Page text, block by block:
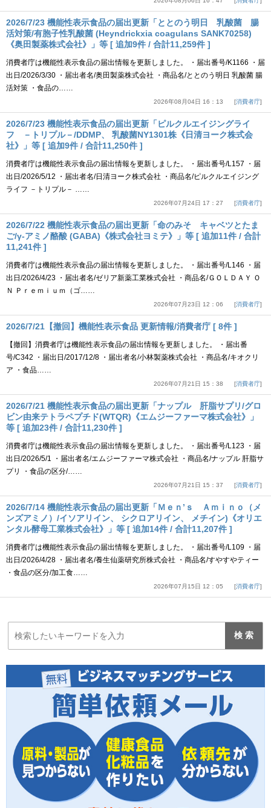
2026/7/23 機能性表示食品の届出更新「ととのう明日 乳酸菌 腸
活対策/有胞子性乳酸菌 (Heyndrickxia coagulans SANK70258)
《奥田製薬株式会社》」等 [ 追加9件 / 合計11,259件 ]
消費者庁は機能性表示食品の届出情報を更新しました。 ・届出番号/K1166 ・届
出日/2026/3/30 ・届出者名/奥田製薬株式会社 ・商品名/ととのう明日 乳酸菌 腸
活対策 ・食品の……
2026年08月04日 16：13 消費者庁
2026/7/23 機能性表示食品の届出更新「ピルクルエイジングライ
フ －トリプル－/DDMP、 乳酸菌NY1301株《日清ヨーク株式会
社》」等 [ 追加9件 / 合計11,250件 ]
消費者庁は機能性表示食品の届出情報を更新しました。 ・届出番号/L157 ・届
出日/2026/5/12 ・届出者名/日清ヨーク株式会社 ・商品名/ピルクルエイジング
ライフ －トリプル－ ……
2026年07月24日 17：27 消費者庁
2026/7/22 機能性表示食品の届出更新「命のみそ キャベツとたま
ご/γ-アミノ酪酸 (GABA)《株式会社ヨミテ》」等 [ 追加11件 / 合計
11,241件 ]
消費者庁は機能性表示食品の届出情報を更新しました。 ・届出番号/L146 ・届
出日/2026/4/23 ・届出者名/ゼリア新薬工業株式会社 ・商品名/ＧＯＬＤＡＹ Ｏ
Ｎ Ｐｒｅｍｉｕｍ（ゴ……
2026年07月23日 12：06 消費者庁
2026/7/21【撤回】機能性表示食品 更新情報/消費者庁 [ 8件 ]
【撤回】消費者庁は機能性表示食品の届出情報を更新しました。 ・届出番
号/C342 ・届出日/2017/12/8 ・届出者名/小林製薬株式会社 ・商品名/キオクリ
ア ・食品……
2026年07月21日 15：38 消費者庁
2026/7/21 機能性表示食品の届出更新「ナップル 肝脂サプリ/グロ
ビン由来テトラペプチド(WTQR)《エムジーファーマ株式会社》」
等 [ 追加23件 / 合計11,230件 ]
消費者庁は機能性表示食品の届出情報を更新しました。 ・届出番号/L123 ・届
出日/2026/5/1 ・届出者名/エムジーファーマ株式会社 ・商品名/ナップル 肝脂サ
プリ ・食品の区分/……
2026年07月21日 15：37 消費者庁
2026/7/14 機能性表示食品の届出更新「Ｍｅｎ’ｓ Ａｍｉｎｏ（メ
ンズアミノ）/イソアリイン、 シクロアリイン、 メチイン)《オリエ
ンタル酵母工業株式会社》」等 [ 追加14件 / 合計11,207件 ]
消費者庁は機能性表示食品の届出情報を更新しました。 ・届出番号/L109 ・届
出日/2026/4/28 ・届出者名/養生仙薬研究所株式会社 ・商品名/すやすやティー
・食品の区分/加工食……
2026年07月15日 12：05 消費者庁